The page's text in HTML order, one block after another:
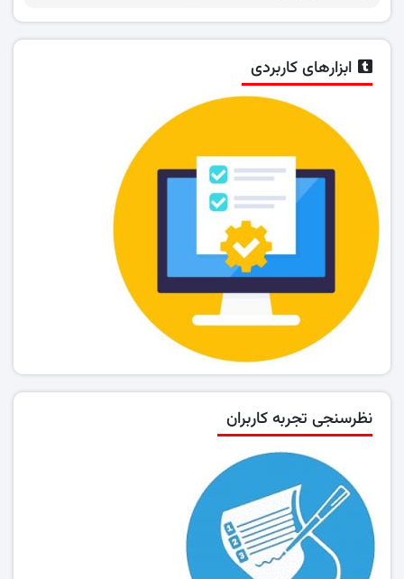
ابزارهای کاربردی
نظرسنجی تجربه کاربران